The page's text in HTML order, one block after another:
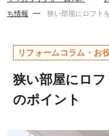
ち情報
狭い部屋にロフト
リフォームコラム・お
狭い部屋にロ
のポイント